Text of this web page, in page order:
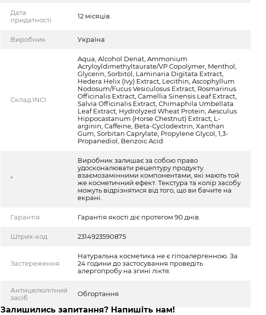
Дата
придатності
12 місяців.
Виробник Україна
Cклад INCI
Aqua, Alcohol Denat, Ammonium
Acryloyldimethyltaurate/VP Copolymer, Menthol,
Glycerin, Sorbitol, Laminaria Digitata Extract,
Hedera Helix (Ivy) Extract, Lecithin, Ascophyllum
Nodosum/Fucus Vesiculosus Extract, Rosmarinus
Officinalis Extract, Camellia Sinensis Leaf Extract,
Salvia Officinalis Extract, Chimaphila Umbellata
Leaf Extract, Hydrolyzed Wheat Protein, Aesculus
Hippocastanum (Horse Chestnut) Extract, L-
arginin, Caffeine, Beta-Cyclodextrin, Xanthan
Gum, Sorbitan Caprylate, Propylene Glycol, 1,3-
Propanediol, Benzoic Acid
*
Виробник залишає за собою право
удосконалювати рецептуру продукту
взаємозамінними компонентами, які мають той
же косметичний ефект. Текстура та колір засобу
можуть відрізнятися від того, що ви бачите на
екрані.
Гарантія Гарантія якості діє протягом 90 днів.
Штрих-код 2314923590875
Застереження
Натуральна косметика не є гіпоалергенною. За
24 години до застосування проведіть
алергопробу на згині ліктя.
Антицелюлітний
засіб
Обгортання
Залишились запитання? Напишіть нам!